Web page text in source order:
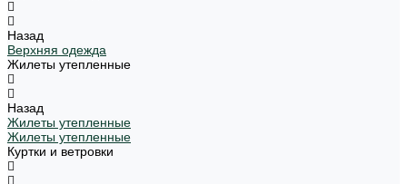
Назад
Верхняя одежда
Жилеты утепленные
Назад
Жилеты утепленные
Жилеты утепленные
Куртки и ветровки